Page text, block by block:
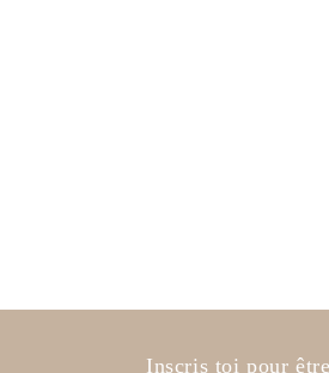
Inscris toi pour